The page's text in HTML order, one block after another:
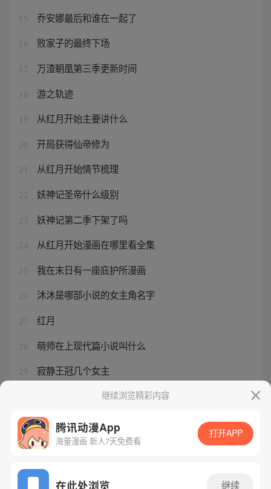
15 乔安娜最后和谁在一起了
16 败家子的最终下场
17 万渣朝凰第三季更新时间
18 游之轨迹
19 从红月开始主要讲什么
20 开局获得仙帝修为
21 从红月开始情节梳理
22 妖神记圣帝什么级别
23 妖神记第二季下架了吗
24 从红月开始漫画在哪里看全集
25 我在末日有一座庇护所漫画
26 沐沐是哪部小说的女主角名字
27 红月
28 萌师在上现代篇小说叫什么
29 寂静王冠几个女主
三国游戏能娶妻生孩子继续浏览精彩内容
腾讯动漫App
海量漫画 新人7天免费看
打开APP
在此处浏览 继续
网站备案/许可证号：粤B2-20090059-5